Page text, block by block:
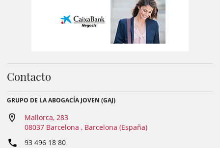
Contacto
GRUPO DE LA ABOGACÍA JOVEN (GAJ)
Mallorca, 283
08037 Barcelona , Barcelona (España)
93 496 18 80